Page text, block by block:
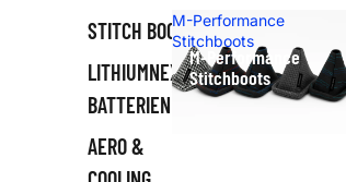
STITCH BOOTS
LITHIUMNEXT
BATTERIEN
AERO &
M-Performance
Stitchboots
M-Performance
Stitchboots